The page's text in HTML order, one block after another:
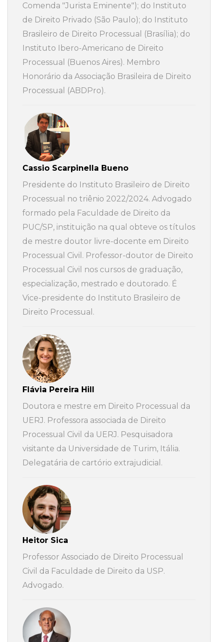
Comenda "Jurista Eminente"); do Instituto
de Direito Privado (São Paulo); do Instituto
Brasileiro de Direito Processual (Brasília); do
Instituto Ibero-Americano de Direito
Processual (Buenos Aires). Membro
Honorário da Associação Brasileira de Direito
Processual (ABDPro).
Cassio Scarpinella Bueno
Presidente do Instituto Brasileiro de Direito
Processual no triênio 2022/2024. Advogado
formado pela Faculdade de Direito da
PUC/SP, instituição na qual obteve os títulos
de mestre doutor livre-docente em Direito
Processual Civil. Professor-doutor de Direito
Processual Civil nos cursos de graduação,
especialização, mestrado e doutorado. É
Vice-presidente do Instituto Brasileiro de
Direito Processual.
Flávia Pereira Hill
Doutora e mestre em Direito Processual da
UERJ. Professora associada de Direito
Processual Civil da UERJ. Pesquisadora
visitante da Universidade de Turim, Itália.
Delegatária de cartório extrajudicial.
Heitor Sica
Professor Associado de Direito Processual
Civil da Faculdade de Direito da USP.
Advogado.